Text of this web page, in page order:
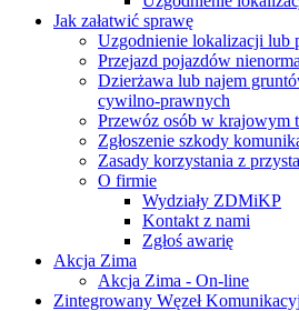
Jak załatwić sprawę
Uzgodnienie lokalizacji lub
Przejazd pojazdów
Dzierżawa lub najem
cywilno-prawnych
Przewóz osób w krajowym
Zgłoszenie szkody
Zasady korzystania z
O firmie
Wydziały ZDMiKP
Kontakt z nami
Zgłoś awarię
Akcja Zima
Akcja Zima - On-line
Zintegrowany Węzeł